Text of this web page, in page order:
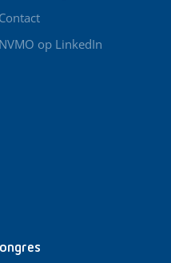
Contact
NVMO op LinkedIn